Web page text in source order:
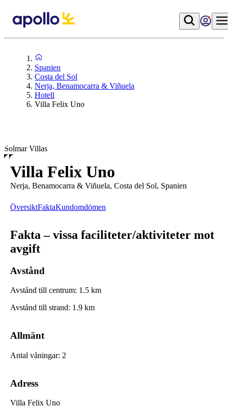
Spanien
Costa del Sol
Nerja, Benamocarra & Viñuela
Hotell
Villa Felix Uno
Solmar Villas
Villa Felix Uno
Nerja, Benamocarra & Viñuela, Costa del Sol, Spanien
ÖversiktFaktaKundomdömen
Fakta – vissa faciliteter/aktiviteter mot
avgift
Avstånd
Avstånd till centrum: 1.5 km
Avstånd till strand: 1.9 km
Allmänt
Antal våningar: 2
Adress
Villa Felix Uno